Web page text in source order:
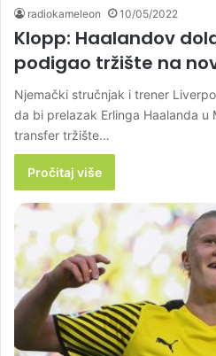
radiokameleon 10/05/2022
Klopp: Haalandov
podigao tržište na
Njemački stručnjak i trener
da bi prelazak Erlinga Haalanda u
transfer tržište…
Pročitaj više